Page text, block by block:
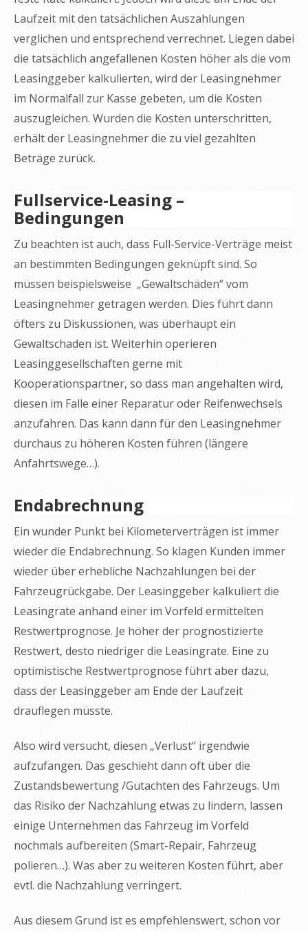
Laufzeit mit den tatsächlichen Auszahlungen
verglichen und entsprechend verrechnet. Liegen dabei
die tatsächlich angefallenen Kosten höher als die vom
Leasinggeber kalkulierten, wird der Leasingnehmer
im Normalfall zur Kasse gebeten, um die Kosten
auszugleichen. Wurden die Kosten unterschritten,
erhält der Leasingnehmer die zu viel gezahlten
Beträge zurück.
Fullservice-Leasing –
Bedingungen
Zu beachten ist auch, dass Full-Service-Verträge meist
an bestimmten Bedingungen geknüpft sind. So
müssen beispielsweise „Gewaltschäden“ vom
Leasingnehmer getragen werden. Dies führt dann
öfters zu Diskussionen, was überhaupt ein
Gewaltschaden ist. Weiterhin operieren
Leasinggesellschaften gerne mit
Kooperationspartner, so dass man angehalten wird,
diesen im Falle einer Reparatur oder Reifenwechsels
anzufahren. Das kann dann für den Leasingnehmer
durchaus zu höheren Kosten führen (längere
Anfahrtswege…).
Endabrechnung
Ein wunder Punkt bei Kilometerverträgen ist immer
wieder die Endabrechnung. So klagen Kunden immer
wieder über erhebliche Nachzahlungen bei der
Fahrzeugrückgabe. Der Leasinggeber kalkuliert die
Leasingrate anhand einer im Vorfeld ermittelten
Restwertprognose. Je höher der prognostizierte
Restwert, desto niedriger die Leasingrate. Eine zu
optimistische Restwertprognose führt aber dazu,
dass der Leasinggeber am Ende der Laufzeit
drauflegen müsste.
Also wird versucht, diesen „Verlust“ irgendwie
aufzufangen. Das geschieht dann oft über die
Zustandsbewertung /Gutachten des Fahrzeugs. Um
das Risiko der Nachzahlung etwas zu lindern, lassen
einige Unternehmen das Fahrzeug im Vorfeld
nochmals aufbereiten (Smart-Repair, Fahrzeug
polieren…). Was aber zu weiteren Kosten führt, aber
evtl. die Nachzahlung verringert.
Aus diesem Grund ist es empfehlenswert, schon vor